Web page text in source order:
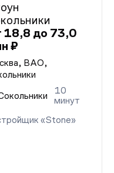
18,8 до 73,0
₽
ВАО,
10
минут
«Stone»